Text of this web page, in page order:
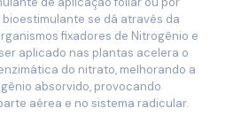
se dá através da
fixadores de Nitrogênio e
aplicado nas plantas acelera o
do nitrato, melhorando a
absorvido, provocando
aérea e no sistema radicular.